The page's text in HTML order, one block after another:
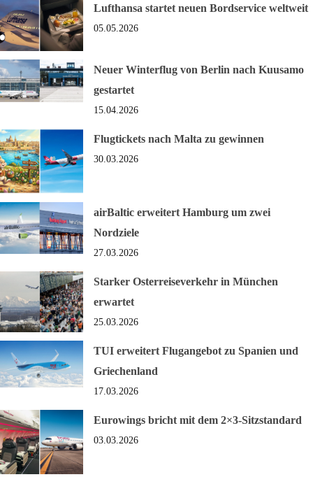
Lufthansa startet neuen Bordservice weltweit
05.05.2026
Neuer Winterflug von Berlin nach Kuusamo
gestartet
15.04.2026
Flugtickets nach Malta zu gewinnen
30.03.2026
airBaltic erweitert Hamburg um zwei
Nordziele
27.03.2026
Starker Osterreiseverkehr in München
erwartet
25.03.2026
TUI erweitert Flugangebot zu Spanien und
Griechenland
17.03.2026
Eurowings bricht mit dem 2×3-Sitzstandard
03.03.2026